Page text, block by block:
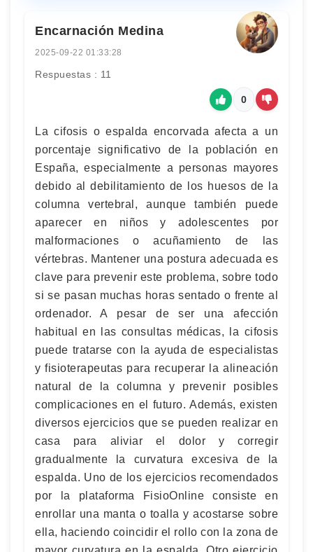
Encarnación Medina
2025-09-22 01:33:28
Respuestas : 11
0
La cifosis o espalda encorvada afecta a un
porcentaje significativo de la población en
España, especialmente a personas mayores
debido al debilitamiento de los huesos de la
columna vertebral, aunque también puede
aparecer en niños y adolescentes por
malformaciones o acuñamiento de las
vértebras. Mantener una postura adecuada es
clave para prevenir este problema, sobre todo
si se pasan muchas horas sentado o frente al
ordenador. A pesar de ser una afección
habitual en las consultas médicas, la cifosis
puede tratarse con la ayuda de especialistas
y fisioterapeutas para recuperar la alineación
natural de la columna y prevenir posibles
complicaciones en el futuro. Además, existen
diversos ejercicios que se pueden realizar en
casa para aliviar el dolor y corregir
gradualmente la curvatura excesiva de la
espalda. Uno de los ejercicios recomendados
por la plataforma FisioOnline consiste en
enrollar una manta o toalla y acostarse sobre
ella, haciendo coincidir el rollo con la zona de